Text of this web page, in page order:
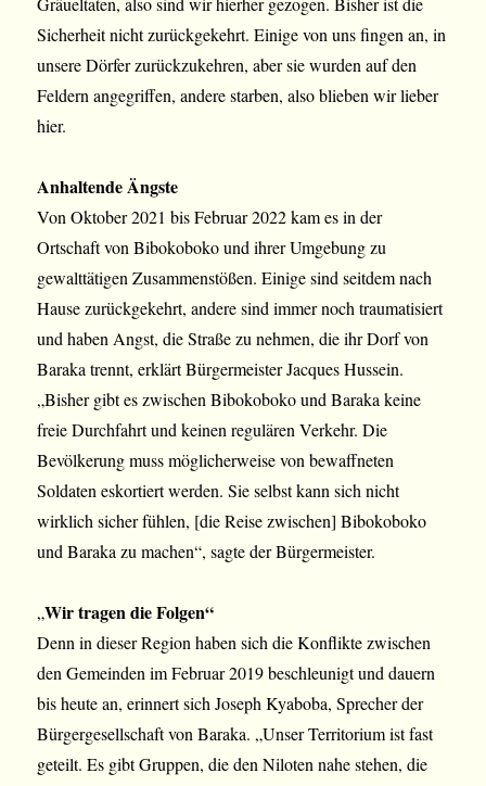
Sicherheit nicht zurückgekehrt. Einige von uns fingen an, in
unsere Dörfer zurückzukehren,aber sie wurden auf den
Feldern angegriffen, andere starben, also blieben wir lieber
hier.
Anhaltende Ängste
Von Oktober 2021 bis Februar 2022 kam es in der
Ortschaft von Bibokoboko und ihrer Umgebung zu
gewalttätigen Zusammenstößen. Einige sind seitdem nach
Hause zurückgekehrt, andere sind immer noch traumatisiert
und haben Angst, die Straße zu nehmen, die ihr Dorf von
Baraka trennt, erklärt Bürgermeister Jacques Hussein.
„Bisher gibt es zwischen Bibokoboko und Baraka keine
freie Durchfahrt und keinen regulären Verkehr. Die
Bevölkerung muss möglicherweise von bewaffneten
Soldaten eskortiert werden. Sie selbst kann sich nicht
wirklich sicher fühlen, [die Reise zwischen] Bibokoboko
und Baraka zu machen“, sagte der Bürgermeister.
„Wir tragen die Folgen“
Denn in dieser Region haben sich die Konflikte zwischen
den Gemeinden im Februar 2019 beschleunigt und dauern
bis heute an, erinnert sich Joseph Kyaboba, Sprecher der
Bürgergesellschaft von Baraka. „Unser Territorium ist fast
geteilt. Es gibt Gruppen, die den Niloten nahe stehen, die